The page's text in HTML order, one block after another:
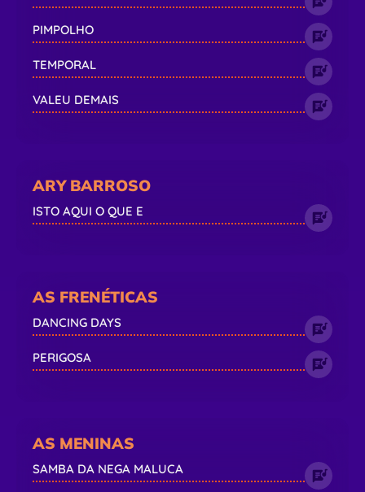
PIMPOLHO
TEMPORAL
VALEU DEMAIS
ARY BARROSO
ISTO AQUI O QUE E
AS FRENÉTICAS
DANCING DAYS
PERIGOSA
AS MENINAS
SAMBA DA NEGA MALUCA